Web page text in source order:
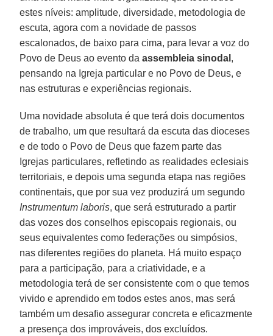
estes níveis: amplitude, diversidade, metodologia de
escuta, agora com a novidade de passos
escalonados, de baixo para cima, para levar a voz do
Povo de Deus ao evento daassembleia sinodal ,
pensando na Igreja particular e no Povo de Deus, e
nas estruturas e experiências regionais.
Uma novidade absoluta é que terá dois documentos
de trabalho, um que resultará da escuta das dioceses
e de todo o Povo de Deus que fazem parte das
Igrejas particulares, refletindo as realidades eclesiais
territoriais, e depois uma segunda etapa nas regiões
continentais, que por sua vez produzirá um segundo
Instrumentum laboris, que será estruturado a partir
das vozes dos conselhos episcopais regionais, ou
seus equivalentes como federações ou simpósios,
nas diferentes regiões do planeta. Há muito espaço
para a participação, para a criatividade, e a
metodologia terá de ser consistente com o que temos
vivido e aprendido em todos estes anos, mas será
também um desafio assegurar concreta e eficazmente
a presença dos improváveis, dos excluídos.